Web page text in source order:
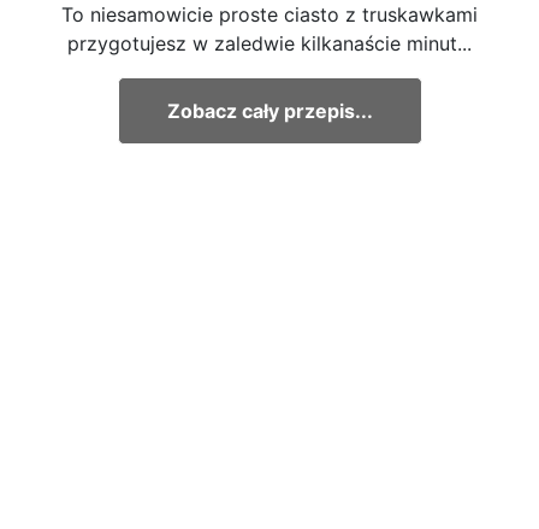
To niesamowicie proste ciasto z truskawkami
przygotujesz w zaledwie kilkanaście minut...
Zobacz cały przepis...